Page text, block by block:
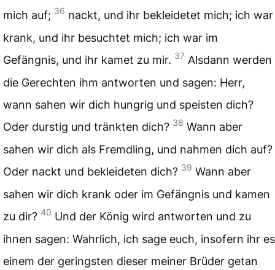
mich auf; 36 nackt, und ihr bekleidetet mich; ich war
krank, und ihr besuchtet mich; ich war im
Gefängnis, und ihr kamet zu mir. 37 Alsdann werden
die Gerechten ihm antworten und sagen: Herr,
wann sahen wir dich hungrig und speisten dich?
Oder durstig und tränkten dich? 38 Wann aber
sahen wir dich als Fremdling, und nahmen dich auf?
Oder nackt und bekleideten dich? 39 Wann aber
sahen wir dich krank oder im Gefängnis und kamen
zu dir? 40 Und der König wird antworten und zu
ihnen sagen: Wahrlich, ich sage euch, insofern ihr es
einem der geringsten dieser meiner Brüder getan